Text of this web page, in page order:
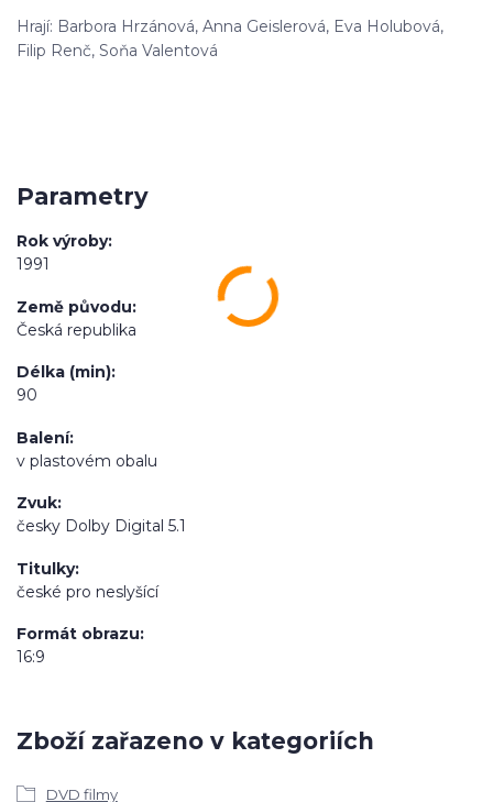
Hrají: Barbora Hrzánová, Anna Geislerová, Eva Holubová,
Filip Renč, Soňa Valentová
Parametry
Rok výroby
1991
Země původu
Česká republika
Délka (min)
90
Balení
v plastovém obalu
Zvuk
česky Dolby Digital 5.1
Titulky
české pro neslyšící
Formát obrazu
16:9
Zboží zařazeno v kategoriích
DVD filmy